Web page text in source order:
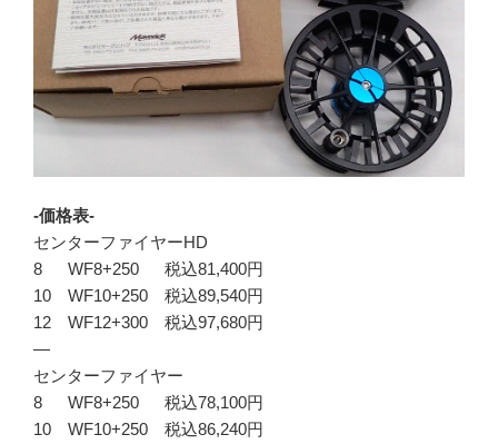
-価格表-
センターファイヤーHD
8 WF8+250 税込81,400円
10 WF10+250 税込89,540円
12 WF12+300 税込97,680円
—
センターファイヤー
8 WF8+250 税込78,100円
10 WF10+250 税込86,240円